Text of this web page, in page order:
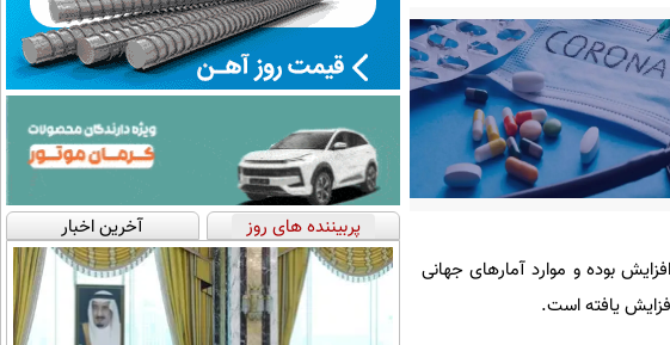
۲ که ویروس عامل بیماری کووید-۱۹ هستند رو به افزایش بوده‌ و موارد آمارهای جهانی
پربیننده های روز آخرین اخبار